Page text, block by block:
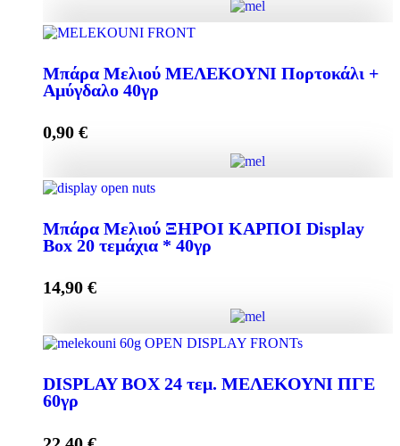
Box 24 τεμάχια * 40γρ quantity
Μπάρα Μελιού ΜΕΛΕΚΟΥΝΙ Πορτοκάλι +
Αμύγδαλο 40γρ
0,90 €
Αμύγδαλο 40γρ quantity
Μπάρα Μελιού ΞΗΡΟΙ ΚΑΡΠΟΙ Display
Box 20 τεμάχια * 40γρ
14,90 €
τεμάχια * 40γρ quantity
DISPLAY BOX 24 τεμ. ΜΕΛΕΚΟΥΝΙ ΠΓΕ
60γρ